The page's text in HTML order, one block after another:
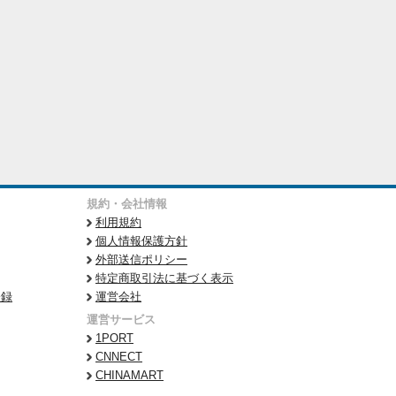
規約・会社情報
利用規約
個人情報保護方針
外部送信ポリシー
特定商取引法に基づく表示
運営会社
運営サービス
1PORT
CNNECT
CHINAMART